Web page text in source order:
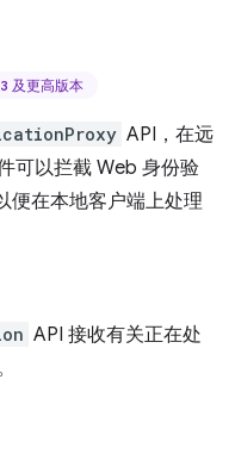
及更高版本
API，在远
可以拦截 Web 身份验
便在本地客户端上处理
API 接收有关正在处